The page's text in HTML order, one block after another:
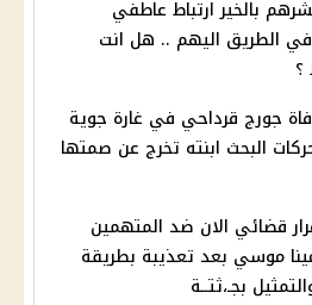
بالخير ارتباط عاطفي
الطريق اليهم .. هل انت
؟
جورج قرداحي في غارة جوية
البحث ابنته تخرج عن صمتها
قضائي الان ضد المتهمين
مينا موسي بعد تعذيبة بطريقة
بجـ،ثتــة